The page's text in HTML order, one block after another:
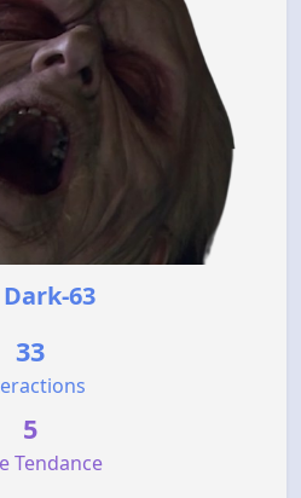
Dark-63
33
5
Tendance